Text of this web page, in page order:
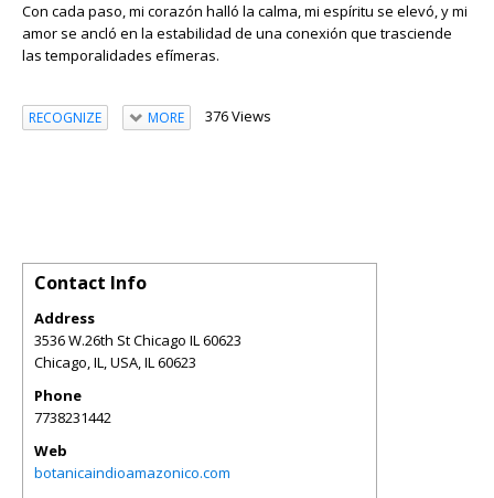
Con cada paso, mi corazón halló la calma, mi espíritu se elevó, y mi
amor se ancló en la estabilidad de una conexión que trasciende
las temporalidades efímeras.
RECOGNIZE MORE 376 Views
Contact Info
Address
3536 W.26th St Chicago IL 60623
Chicago, IL, USA,IL60623
Phone
7738231442
Web
botanicaindioamazonico.com